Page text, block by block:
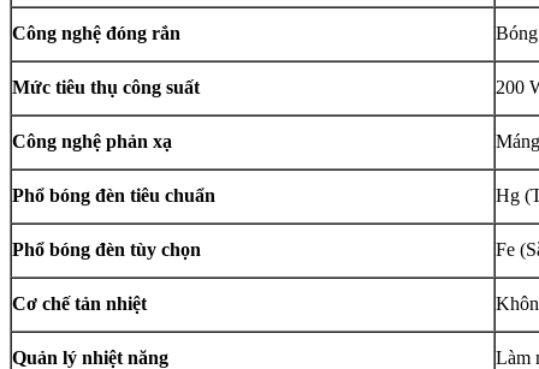
Công nghệ đóng rắn
Mức tiêu thụ công suất 200
Công nghệ phản xạ
Phổ bóng đèn tiêu chuẩn Hg
Phổ bóng đèn tùy chọn Fe
Cơ chế tản nhiệt
Quản lý nhiệt năng Làm